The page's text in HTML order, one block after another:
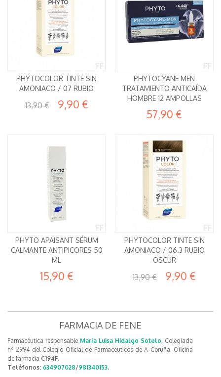
PHYTOCOLOR TINTE SIN
AMONIACO / 07 RUBIO
13,90 € 9,90 €
PHYTOCYANE MEN
TRATAMIENTO ANTICAÍDA
HOMBRE 12 AMPOLLAS
57,90 €
PHYTO APAISANT SÉRUM
CALMANTE ANTIPICORES 50
ML
15,90 €
PHYTOCOLOR TINTE SIN
AMONIACO / 06.3 RUBIO
OSCUR
13,90 € 9,90 €
FARMACIA DE FENE
Farmacéutica responsable María Luisa Hidalgo Sotelo, Colegiada
nº 2994 del Colegio Oficial de Farmaceuticos de A Coruña. Oficina
de farmacia C194F.
Teléfonos: 634907028/981340153.